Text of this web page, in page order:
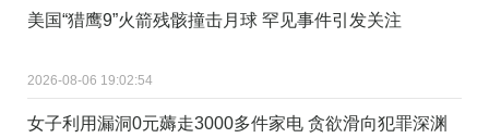
美国“猎鹰9”火箭残骸撞击月球 罕见事件引发关注
2026-08-06 19:02:54
女子利用漏洞0元薅走3000多件家电 贪欲滑向犯罪深渊